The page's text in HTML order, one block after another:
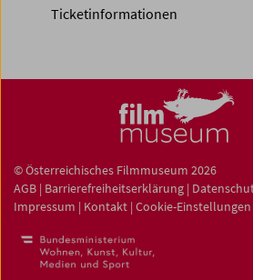
Ticketinformationen
© Österreichisches Filmmuseum 2026
AGB | Barrierefreiheitserklärung |
Impressum | Kontakt | Cookie-Einstellungen